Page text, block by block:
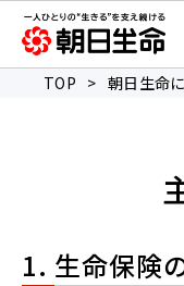
TOP > 朝日生命
1. 生命保険